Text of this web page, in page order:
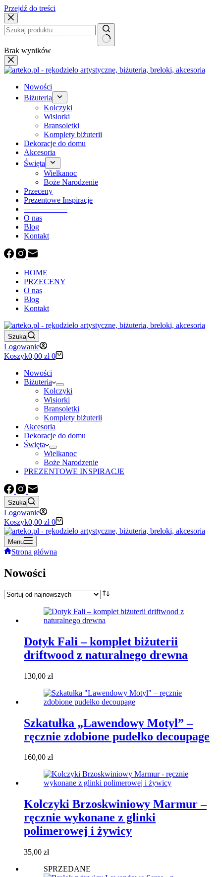
Przejdź do treści
Brak wyników
Nowości
Biżuteria
Kolczyki
Wisiorki
Bransoletki
Komplety biżuterii
Dekoracje do domu
Akcesoria
Święta
Wielkanoc
Boże Narodzenie
Przeceny
Prezentowe Inspiracje
—————–
O nas
Blog
Kontakt
HOME
PRZECENY
O nas
Blog
Kontakt
Szukaj
Logowanie
Koszyk0,00 zł 0
Nowości
Biżuteria
Kolczyki
Wisiorki
Bransoletki
Komplety biżuterii
Akcesoria
Dekoracje do domu
Święta
Wielkanoc
Boże Narodzenie
PREZENTOWE INSPIRACJE
Szukaj
Logowanie
Koszyk0,00 zł 0
Menu
Strona główna
Nowości
Dotyk Fali – komplet biżuterii
driftwood z naturalnego drewna
130,00 zł
Szkatułka „Lawendowy Motyl” –
ręcznie zdobione pudełko decoupage
160,00 zł
Kolczyki Brzoskwiniowy Marmur –
ręcznie wykonane z glinki
polimerowej i żywicy
35,00 zł
SPRZEDANE